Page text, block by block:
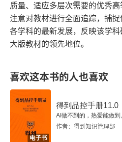
自然与文明的畅想：超验主
园艺
爱国者、效忠派与南卡罗来
读史札记
“人人生而平等”应如何解
书评
质量、适应多层次需要的优秀
注意对教材进行全面追踪，捕
各学科的最新发展，反映该学
大版教材的领先地位。
喜欢这本书的人也喜欢
电子书
得到品控手册11.0
AI做不到的，热爱能做到
作者：得到知识管理部